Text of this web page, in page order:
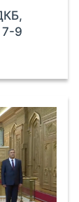
7-9